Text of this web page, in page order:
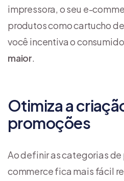
impressora, o seu e-
produtos como cartucho
você incentiva o
maior.
Otimiza a
promoções
Ao definir as categorias
commerce fica mais fácil